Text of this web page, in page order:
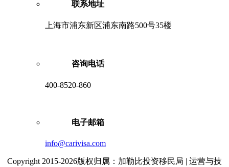
联系地址
上海市浦东新区浦东南路500号35楼
咨询电话
400-8520-860
电子邮箱
info@carivisa.com
Copyright 2015-2026版权归属：加勒比投资移民局 | 运营与技